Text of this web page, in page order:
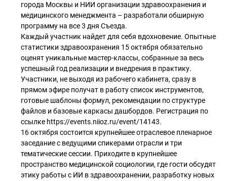
города Москвы и НИИ организации здравоохранения и
медицинского менеджмента – разработали обширную
программу на все 3 дня Съезда.
Каждый участник найдет для себя вдохновение. Опытные
статистики здравоохранения 15 октября обязательно
оценят уникальные мастер-классы, собранные за весь
успешный год реализации и внедрения в практику.
Участники, не выходя из рабочего кабинета, сразу в
прямом эфире получат в работу список инструментов,
готовые шаблоны формул, рекомендации по структуре
файлов и базовые каркасы дашбордов. Регистрация по
ссылке https://events.niioz.ru/event/14143.
16 октября состоится крупнейшее отраслевое пленарное
заседание с ведущими спикерами отрасли и три
тематические сессии. Приходите в крупнейшее
пространство медицинской социологии, где гости обсудят
этику работы с ИИ в здравоохранении, разработку новых